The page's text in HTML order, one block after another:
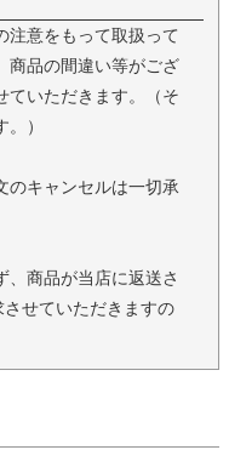
注意をもって取扱って
商品の間違い等がござ
ていただきます。（そ
）
のキャンセルは一切承
、商品が当店に返送さ
せていただきますの